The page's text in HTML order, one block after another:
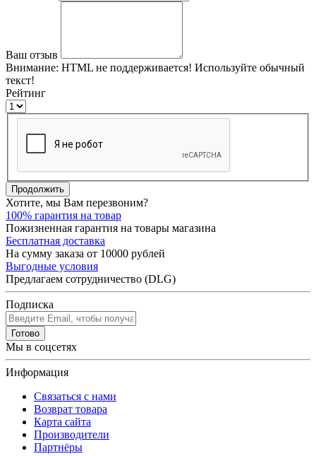
Ваш отзыв
Внимание: HTML не поддерживается! Используйте обычный
текст!
Рейтинг
Продолжить
Хотите, мы Вам перезвоним?
100% гарантия на товар
Пожизненная гарантия на товары магазина
Бесплатная доставка
На сумму заказа от 10000 рублей
Выгодные условия
Предлагаем сотрудничество (DLG)
Подписка
Готово
Мы в соцсетях
Информация
Связаться с нами
Возврат товара
Карта сайта
Производители
Партнёры